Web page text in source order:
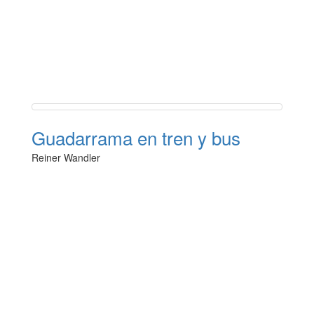
Guadarrama en tren y bus
Reiner Wandler